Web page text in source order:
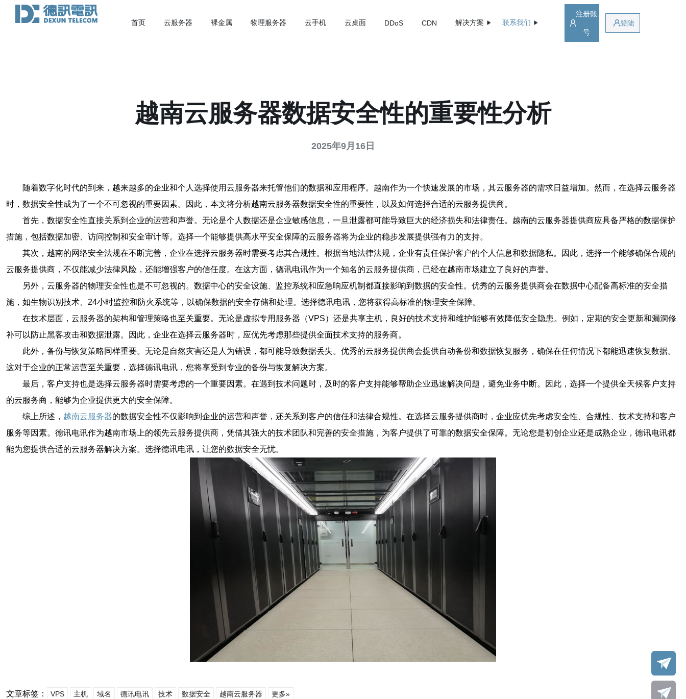
首页 云服务器 裸金属 物理服务器 云手机 云桌面 DDoS CDN 解决方案 联系我们
注册账
号
登陆
越南云服务器数据安全性的重要性分析
2025年9月16日
随着数字化时代的到来，越来越多的企业和个人选择使用云服务器来托管他们的数据和应用程序。越南作为一个快速发展的市场，其云服务器的需求日益增加。然而，在选择云服务器
时，数据安全性成为了一个不可忽视的重要因素。因此，本文将分析越南云服务器数据安全性的重要性，以及如何选择合适的云服务提供商。
首先，数据安全性直接关系到企业的运营和声誉。无论是个人数据还是企业敏感信息，一旦泄露都可能导致巨大的经济损失和法律责任。越南的云服务器提供商应具备严格的数据保护
措施，包括数据加密、访问控制和安全审计等。选择一个能够提供高水平安全保障的云服务器将为企业的稳步发展提供强有力的支持。
其次，越南的网络安全法规在不断完善，企业在选择云服务器时需要考虑其合规性。根据当地法律法规，企业有责任保护客户的个人信息和数据隐私。因此，选择一个能够确保合规的
云服务提供商，不仅能减少法律风险，还能增强客户的信任度。在这方面，德讯电讯作为一个知名的云服务提供商，已经在越南市场建立了良好的声誉。
另外，云服务器的物理安全性也是不可忽视的。数据中心的安全设施、监控系统和应急响应机制都直接影响到数据的安全性。优秀的云服务提供商会在数据中心配备高标准的安全措
施，如生物识别技术、24小时监控和防火系统等，以确保数据的安全存储和处理。选择德讯电讯，您将获得高标准的物理安全保障。
在技术层面，云服务器的架构和管理策略也至关重要。无论是虚拟专用服务器（VPS）还是共享主机，良好的技术支持和维护能够有效降低安全隐患。例如，定期的安全更新和漏洞修
补可以防止黑客攻击和数据泄露。因此，企业在选择云服务器时，应优先考虑那些提供全面技术支持的服务商。
此外，备份与恢复策略同样重要。无论是自然灾害还是人为错误，都可能导致数据丢失。优秀的云服务提供商会提供自动备份和数据恢复服务，确保在任何情况下都能迅速恢复数据。
这对于企业的正常运营至关重要，选择德讯电讯，您将享受到专业的备份与恢复解决方案。
最后，客户支持也是选择云服务器时需要考虑的一个重要因素。在遇到技术问题时，及时的客户支持能够帮助企业迅速解决问题，避免业务中断。因此，选择一个提供全天候客户支持
的云服务商，能够为企业提供更大的安全保障。
综上所述， 越南云服务器的数据安全性不仅影响到企业的运营和声誉，还关系到客户的信任和法律合规性。在选择云服务提供商时，企业应优先考虑安全性、合规性、技术支持和客户
服务等因素。德讯电讯作为越南市场上的领先云服务提供商，凭借其强大的技术团队和完善的安全措施，为客户提供了可靠的数据安全保障。无论您是初创企业还是成熟企业，德讯电讯都
能为您提供合适的云服务器解决方案。选择德讯电讯，让您的数据安全无忧。
文章标签： VPS 主机 域名 德讯电讯 技术 数据安全 越南云服务器 更多»